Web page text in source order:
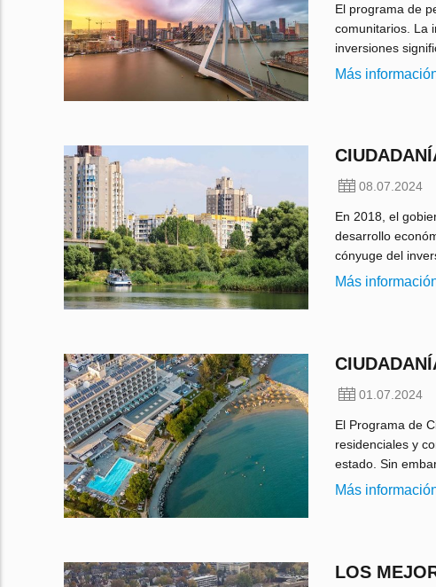
El programa de
comunitarios. La
inversiones
Más
08.07.2024
En 2018, el
desarrollo
cónyuge del
Más
01.07.2024
El Programa de
residenciales y
estado. Sin
Más
LOS